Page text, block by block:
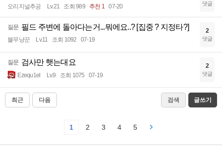
오리지널추공 Lv.21 조회 989 추천 1 07-20 댓글
질문 필드 주변에 돌아다는거...뭐에요..? [집중 ? 지정타?]
블무냥꾼 Lv.11 조회 1092 07-19
2
댓글
질문 검사만 햇는대요
Ezequ1el Lv.9 조회 1075 07-19
2
댓글
최근 다음 검색 글쓰기
1 2 3 4 5